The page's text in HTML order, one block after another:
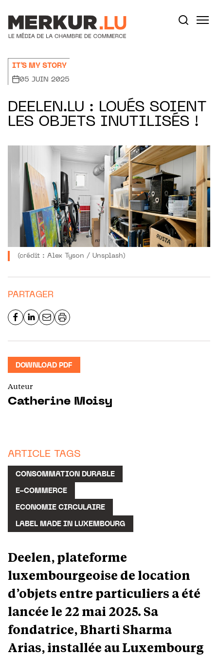
IT'S MY STORY
05 JUIN 2025
DEELEN.LU : LOUÉS SOIENT
LES OBJETS INUTILISÉS !
(crédit : Alex Tyson / Unsplash)
PARTAGER
DOWNLOAD PDF
Auteur
Catherine Moisy
ARTICLE TAGS
CONSOMMATION DURABLE
E-COMMERCE
ECONOMIE CIRCULAIRE
LABEL MADE IN LUXEMBOURG
Deelen, plateforme
luxembourgeoise de location
d’objets entre particuliers a été
lancée le 22 mai 2025. Sa
fondatrice, Bharti Sharma
Arias, installée au Luxembourg